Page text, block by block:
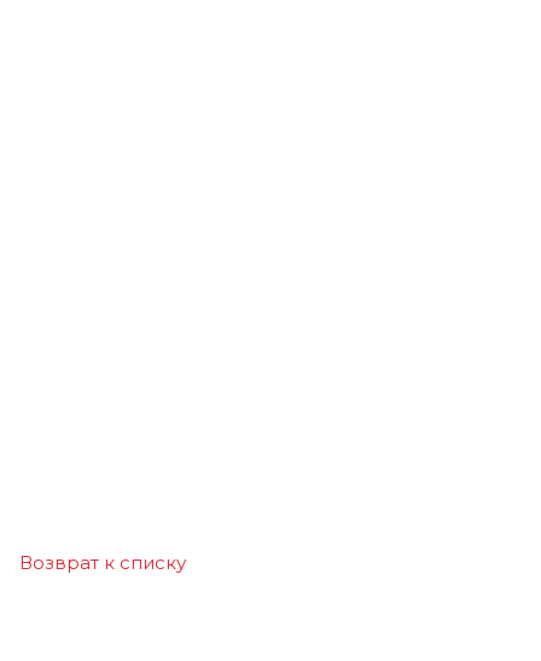
Возврат к списку